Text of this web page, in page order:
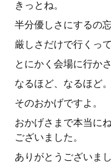
きっとね。
半分優しさにするの
厳しさだけで行くって
とにかく会場に行か
なるほど、なるほど。
そのおかげですよ。
おかげさまで本当に
ございました。
ありがとうございまし